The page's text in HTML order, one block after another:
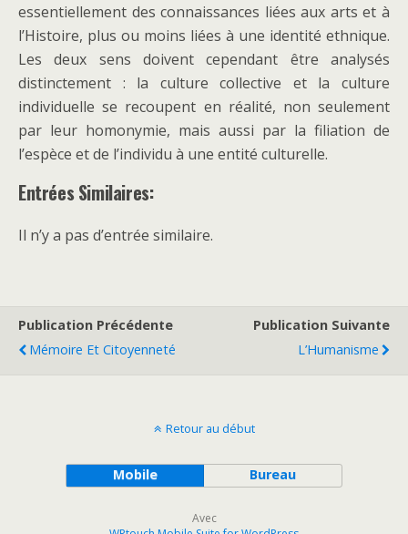
essentiellement des connaissances liées aux arts et à
l’Histoire, plus ou moins liées à une identité ethnique.
Les deux sens doivent cependant être analysés
distinctement : la culture collective et la culture
individuelle se recoupent en réalité, non seulement
par leur homonymie, mais aussi par la filiation de
l’espèce et de l’individu à une entité culturelle.
Entrées Similaires:
Il n’y a pas d’entrée similaire.
Publication Précédente
Mémoire Et Citoyenneté
Publication Suivante
L’Humanisme
Retour au début
Mobile Bureau
Avec